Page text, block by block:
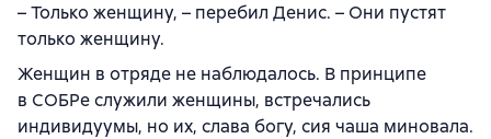
– Только женщину, – перебил Денис. – Они пустят
только женщину.
Женщин в отряде не наблюдалось. В принципе
в СОБРе служили женщины, встречались
индивидуумы, но их, слава богу, сия чаша миновала.